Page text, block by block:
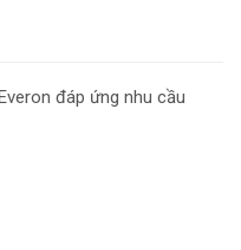
đáp ứng nhu cầu